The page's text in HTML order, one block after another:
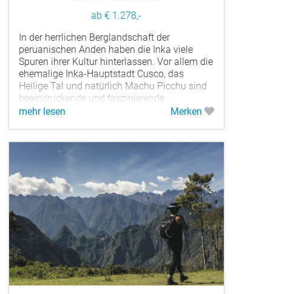
ab € 1.278,-
In der herrlichen Berglandschaft der
peruanischen Anden haben die Inka viele
Spuren ihrer Kultur hinterlassen. Vor allem die
ehemalige Inka-Hauptstadt Cusco, das
Heilige Tal und natürlich Machu Picchu sind
beeindruckende und faszinierende...
mehr lesen
Merken